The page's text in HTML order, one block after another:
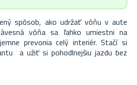
spôsob, ako udržať vôňu v aute
vôňa sa ľahko umiestni na
prevonia celý interiér. Stačí si
a užiť si pohodlnejšiu jazdu bez